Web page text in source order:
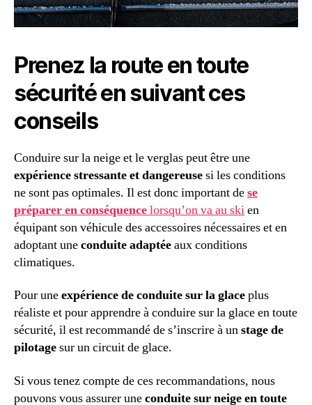
Prenez la route en toute
sécurité en suivant ces
conseils
Conduire sur la neige et le verglas peut être une
expérience stressante et dangereusesi les conditions
ne sont pas optimales. Il est donc important dese
préparer en conséquencelorsqu’on va au skien
équipant son véhicule des accessoires nécessaires et en
adoptant uneconduite adaptéeaux conditions
climatiques.
Pour uneexpérience de conduite sur la glaceplus
réaliste et pour apprendre à conduire sur la glace en toute
sécurité, il est recommandé de s’inscrire à unstage de
pilotagesur un circuit de glace.
Si vous tenez compte de ces recommandations, nous
pouvons vous assurer uneconduite sur neige en toute